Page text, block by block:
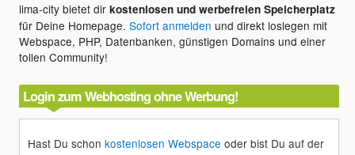
lima-city bietet dirkostenlosen und werbefreien Speicherplatz
für Deine Homepage.Sofort anmelden und direkt loslegen mit
Webspace, PHP, Datenbanken, günstigen Domains und einer
tollen Community!
Login zum Webhosting ohne Werbung!
Hast Du schonkostenlosen Webspace oder bist Du auf der